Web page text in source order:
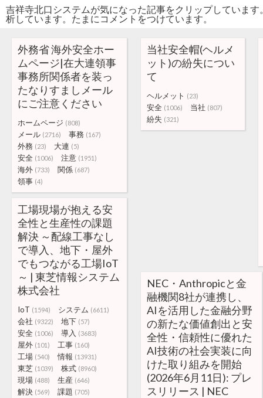
吉祥寺北口システムが気になった記事をクリップしていま
析しています。たまにコメントをつけています。
外務省 海外安全ホー
ムページ|在大連領事
事務所関係者を装っ
たなりすましメール
にご注意ください
ホームページ (808)
メール (2716) 事務 (167)
外務 (23) 大連 (5)
安全 (1006) 注意 (1951)
海外 (733) 関係 (687)
領事 (4)
当社安全帽(ヘルメ
ット)の紛失につい
て
ヘルメット (23)
安全 (1006) 当社 (807)
紛失 (321)
工場現場が抱える安
全性と生産性の課題
解決 ～配線工事なし
で導入、地下・屋外
でもつながる工場IoT
～ | 東芝情報システム
株式会社
IoT (1594) システム (6611)
会社 (9322) 地下 (57)
安全 (1006) 導入 (3683)
屋外 (101) 工事 (160)
工場 (540) 情報 (13931)
東芝 (1039) 株式 (8960)
現場 (488) 生産 (646)
解決 (569) 課題 (705)
NEC・Anthropicと金
融機関8社が連携し、
AIを活用した金融分野
の新たな価値創出と安
全性・信頼性に優れた
AI技術の社会実装に向
けた取り組みを開始
(2026年6月11日): プレ
スリリース | NEC